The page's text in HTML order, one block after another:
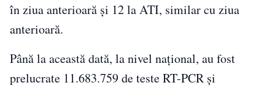
în ziua anterioară și 12 la ATI, similar cu ziua
anterioară.
Până la această dată, la nivel național, au fost
prelucrate 11.683.759 de teste RT-PCR și